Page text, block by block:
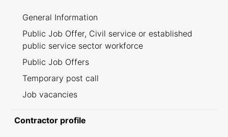
General Information
Public Job Offer, Civil service or established
public service sector workforce
Public Job Offers
Temporary post call
Job vacancies
Contractor profile